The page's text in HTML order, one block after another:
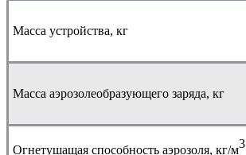
Масса устройства, кг
Масса аэрозолеобразующего заряда, кг
Огнетушащая способность аэрозоля, кг/м3